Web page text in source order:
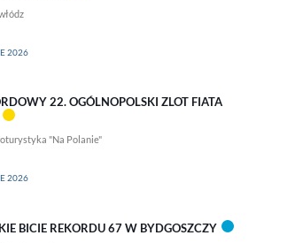
2026
22. OGÓLNOPOLSKI ZLOT FIATA
"Na Polanie"
2026
BICIE REKORDU 67 W BYDGOSZCZY